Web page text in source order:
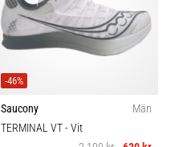
-46%
Saucony
Män
TERMINAL VT- Vit